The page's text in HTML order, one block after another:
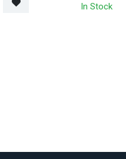
In Stock